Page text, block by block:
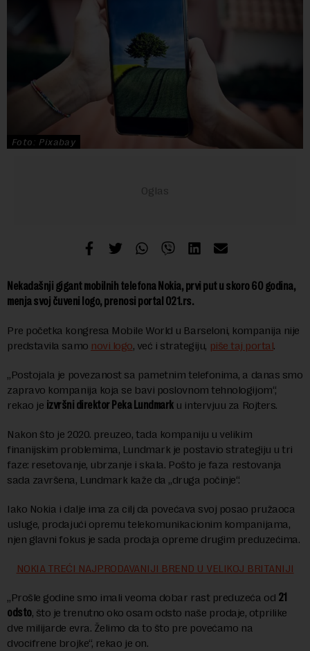
Foto: Pixabay
Nekadašnji gigant mobilnih telefona Nokia, prvi put u skoro 60 godina,
menja svoj čuveni logo, prenosi portal 021.rs.
Pre početka kongresa Mobile World u Barseloni, kompanija nije
predstavila samo novi logo, već i strategiju, piše taj portal.
„Postojala je povezanost sa pametnim telefonima, a danas smo
zapravo kompanija koja se bavi poslovnom tehnologijom“,
rekao je izvršni direktor Peka Lundmarku intervjuu za Rojters.
Nakon što je 2020. preuzeo, tada kompaniju u velikim
finanijskim problemima, Lundmark je postavio strategiju u tri
faze: resetovanje, ubrzanje i skala. Pošto je faza restovanja
sada završena, Lundmark kaže da „druga počinje“.
Iako Nokia i dalje ima za cilj da povećava svoj posao pružaoca
usluge, prodajući opremu telekomunikacionim kompanijama,
njen glavni fokus je sada prodaja opreme drugim preduzećima.
NOKIA TREĆI NAJPRODAVANIJI BREND U VELIKOJ BRITANIJI
„Prošle godine smo imali veoma dobar rast preduzeća od 21
odsto, što je trenutno oko osam odsto naše prodaje, otprilike
dve milijarde evra. Želimo da to što pre povećamo na
dvocifrene brojke“, rekao je on.